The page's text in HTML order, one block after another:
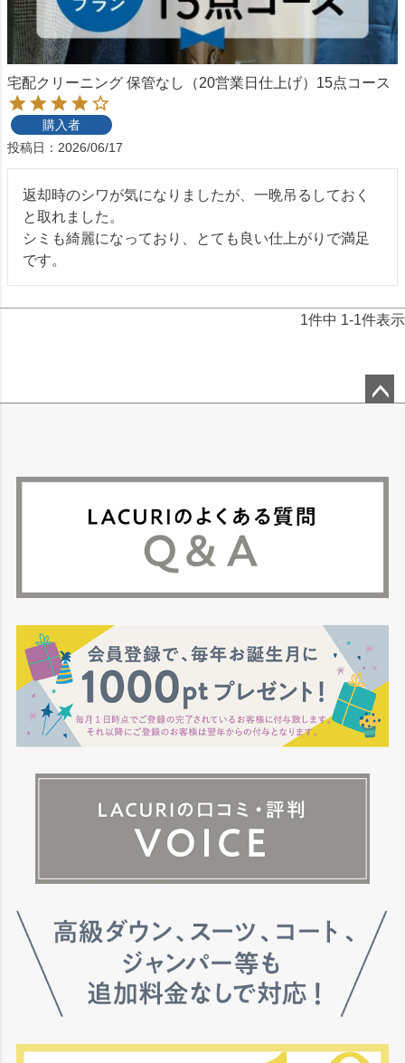
宅配クリーニング 保管なし（20営業日仕上げ）15点コース
購入者
投稿日
2026/06/17
返却時のシワが気になりましたが、一晩吊るしておく
と取れました。
シミも綺麗になっており、とても良い仕上がりで満足
1件中 1-1件表示
へ